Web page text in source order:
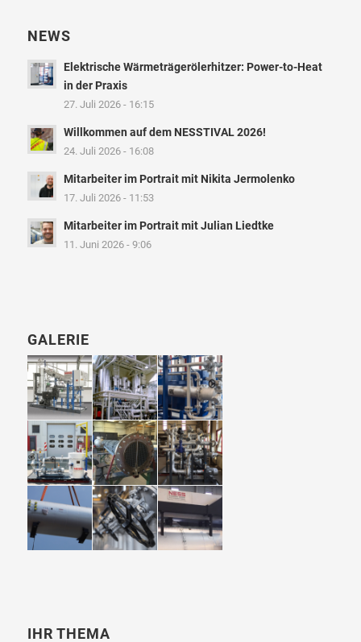
NEWS
Elektrische Wärmeträgerölerhitzer: Power-to-Heat
in der Praxis
27. Juli 2026 - 16:15
Willkommen auf dem NESSTIVAL 2026!
24. Juli 2026 - 16:08
Mitarbeiter im Portrait mit Nikita Jermolenko
17. Juli 2026 - 11:53
Mitarbeiter im Portrait mit Julian Liedtke
11. Juni 2026 - 9:06
GALERIE
IHR THEMA